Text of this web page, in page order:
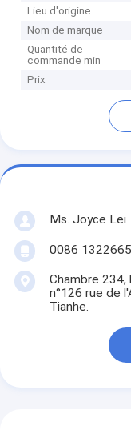
Lieu d'origine
Nom de marque
Quantité de
commande min
Prix
Ms. Joyce Lei
0086
Chambre 234,
n°126 rue de
Tianhe.